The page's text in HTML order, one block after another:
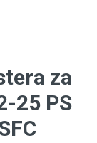
za
25 PS